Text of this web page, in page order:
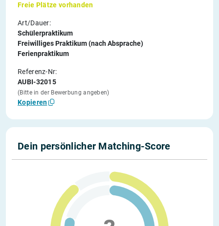
Freie Plätze vorhanden
Art/Dauer:
Schülerpraktikum
Freiwilliges Praktikum (nach Absprache)
Ferienpraktikum
Referenz-Nr:
AUBI-32015
(Bitte in der Bewerbung angeben)
Kopieren
Dein persönlicher Matching-Score